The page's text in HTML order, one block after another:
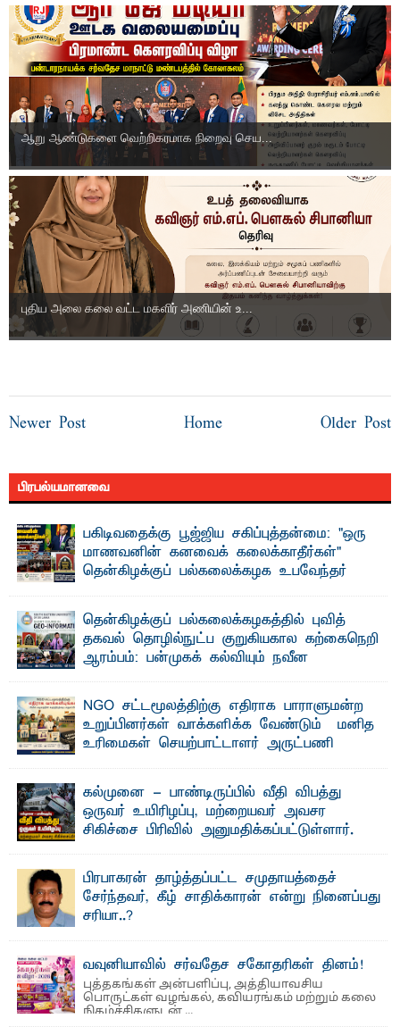
ஆறு ஆண்டுகளை வெற்றிகரமாக நிறைவு செய...
புதிய அலை கலை வட்ட மகளிர் அணியின் உ...
Newer Post Older Post
Home
பிரபல்யமானவை
பகிடிவதைக்கு பூஜ்ஜிய சகிப்புத்தன்மை: "ஒரு
மாணவனின் கனவைக் கலைக்காதீர்கள்" –
தென்கிழக்குப் பல்கலைக்கழக உபவேந்தர்
"ஒ ரு மாணவனின் அல்லது மாணவியின் கனவு என்னால்
கலைக்கப்படாது" என்ற உறுதியை ஒவ்வொரு மாணவரும் ...
தென்கிழக்குப் பல்கலைக்கழகத்தில் புவித்
தகவல் தொழில்நுட்ப குறுகியகால கற்கைநெறி
ஆரம்பம்: பன்முகக் கல்வியும் நவீன
பேராசிரியர் எம். எம். பாஸில்
தெ ன்கிழக்குப் பல்கலைக்கழகத்தின் கலை மற்றும் கலாசார
பீடத்தின் புவியியல் துறையினால் ...
NGO சட்டமூலத்திற்கு எதிராக பாராளுமன்ற
உறுப்பினர்கள் வாக்களிக்க வேண்டும் – மனித
உரிமைகள் செயற்பாட்டாளர் அருட்பணி
ஜே. எப். காமிலா பேகம்- இ லங்கை அரசாங்கம் அரசுசாரா
அமைப்புகள் (NGO) தொடர்பான புதிய சட்டமூலத்தை ...
கல்முனை - பாண்டிருப்பில் வீதி விபத்து
ஒருவர் உயிரிழப்பு, மற்றையவர் அவசர
சிகிச்சை பிரிவில் அனுமதிக்கப்பட்டுள்ளார்.
பாண்டிருப்பு ...பிரபாகரன் தாழ்த்தப்பட்ட சமுதாயத்தைச்
சேர்ந்தவர், கீழ் சாதிக்காரன் என்று நினைப்பது
சரியா..?
வவுனியாவில் சர்வதேச சகோதரிகள் தினம்!
புத்தகங்கள் அன்பளிப்பு, அத்தியாவசிய
பொருட்கள் வழங்கல், கவியரங்கம் மற்றும் கலை
நிகழ்ச்சிகளுடன் ...